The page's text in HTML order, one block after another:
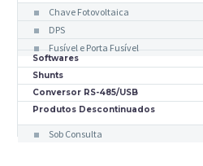
Chave Fotovoltaica
DPS
Fusível e Porta Fusível
Softwares
Shunts
Conversor RS-485/USB
Produtos Descontinuados
Sob Consulta